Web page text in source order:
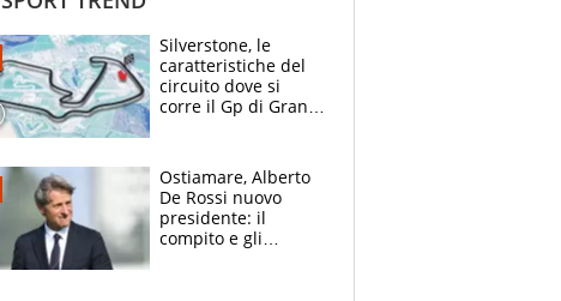
Silverstone, le
caratteristiche del
circuito dove si
corre il Gp di Gran
Ostiamare, Alberto
De Rossi nuovo
presidente: il
compito e gli